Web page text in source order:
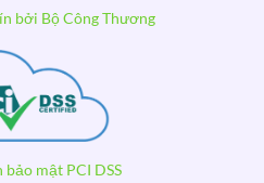
bởi Bộ Công Thương
bảo mật PCI DSS